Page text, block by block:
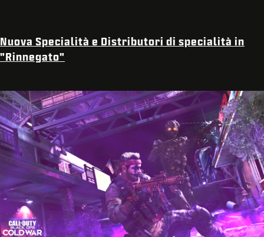
Nuova Specialità e Distributori di specialità in
"Rinnegato"